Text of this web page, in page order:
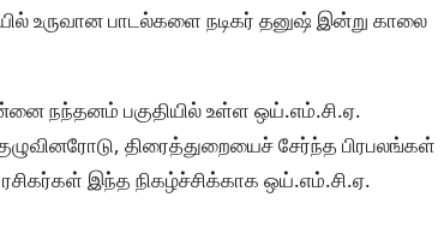
உருவான பாடல்களை நடிகர் தனுஷ் இன்று காலை
நந்தனம் பகுதியில் உள்ள ஒய்.எம்.சி.ஏ.
திரைத்துறையைச் சேர்ந்த பிரபலங்கள்
இந்த நிகழ்ச்சிக்காக ஒய்.எம்.சி.ஏ.